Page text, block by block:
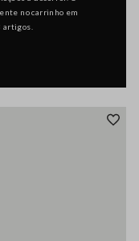
no carrinho em
artigos.